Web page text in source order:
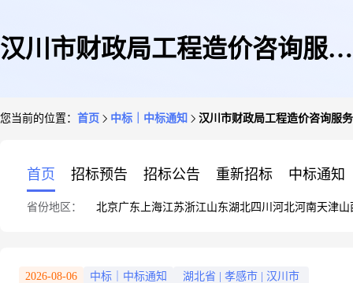
汉川市财政局工程造价咨询服务
您当前的位置： 首页 中标｜中标通知 汉川市财政局工程造价咨询服
首页 招标预告 招标公告 重新招标 中标通知
省份地区： 北京广东 上海江苏浙江山东湖北四川 河北河南天津山
2026-08-06 中标｜中标通知 湖北省 孝感市 汉川市